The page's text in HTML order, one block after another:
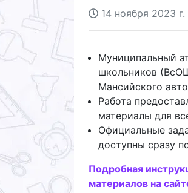
14 ноября 2023
Муниципальный
школьников
Мансийского
Работа
материалы для
Официальные
доступны сразу
Подробная
материалов на